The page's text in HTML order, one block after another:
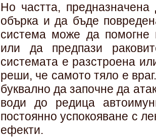
Но частта,
обърка и да бъде
система може да помогне
или да предпази
системата е разстроена
реши, че самото тяло е
буквално да започне да
води до редица
постоянно успокояване с
ефекти.